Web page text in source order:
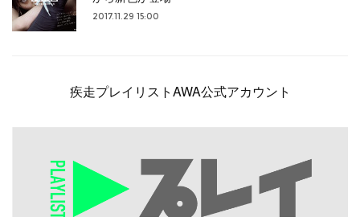
2017.11.29 15:00
疾走プレイリストAWA公式アカウント